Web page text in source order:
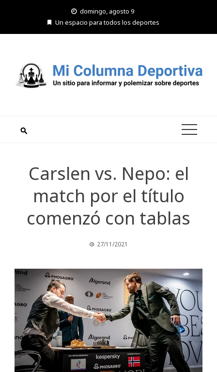
domingo, agosto 9
Un espacio para todos los deportes
Carslen vs. Nepo: el
match por el título
comenzó con tablas
27/11/2021